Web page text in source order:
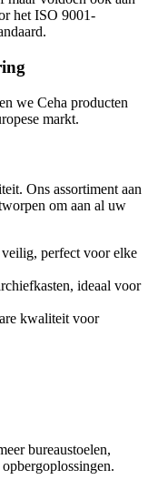
het ISO 9001-
we Ceha producten
markt.
Ons assortiment aan
om aan al uw
perfect voor elke
ideaal voor
kwaliteit voor
bureaustoelen,